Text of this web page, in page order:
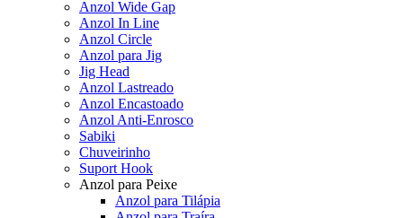
Anzol Wide Gap
Anzol In Line
Anzol Circle
Anzol para Jig
Jig Head
Anzol Lastreado
Anzol Encastoado
Anzol Anti-Enrosco
Sabiki
Chuveirinho
Suport Hook
Anzol para Peixe
Anzol para Tilápia